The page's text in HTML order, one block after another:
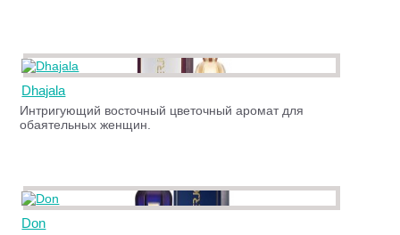
Dhajala
Интригующий восточный цветочный аромат для
обаятельных женщин.
Don